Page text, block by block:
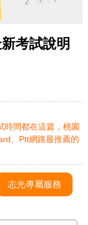
考試說明
時間都在這篇，桃園
、Ptt網路最推薦的
志光專屬服務